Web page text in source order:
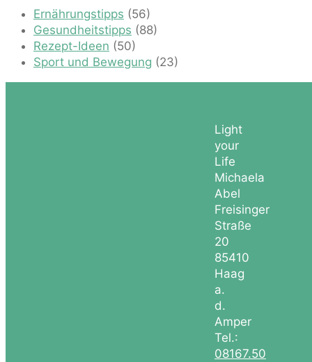
Ernährungstipps (56)
Gesundheitstipps (88)
Rezept-Ideen (50)
Sport und Bewegung (23)
Light
your
Life
Michaela
Abel
Freisinger
Straße
20
85410
Haag
a.
d.
Amper
Tel.:
08167.50